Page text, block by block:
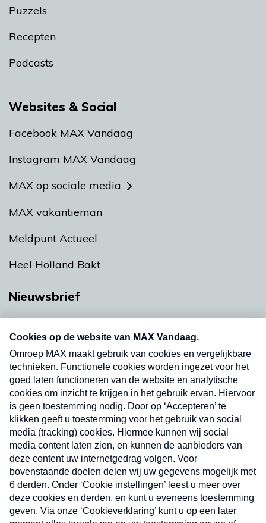
Puzzels
Recepten
Podcasts
Websites & Social
Facebook MAX Vandaag
Instagram MAX Vandaag
MAX op sociale media
MAX vakantieman
Meldpunt Actueel
Heel Holland Bakt
Nieuwsbrief
nieuwsbrief. Elke vrijdag- en dinsdagochtend in
uw mailbox.
Verzend
Nieuwsbrief
Neem hier een gratis abonnement op onze